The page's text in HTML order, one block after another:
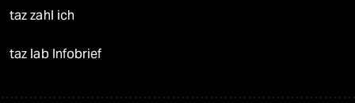
taz zahl ich
taz lab Infobrief